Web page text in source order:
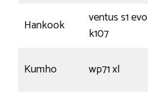
Hankook
ventus s1 evo
k107
Kumho wp71 xl